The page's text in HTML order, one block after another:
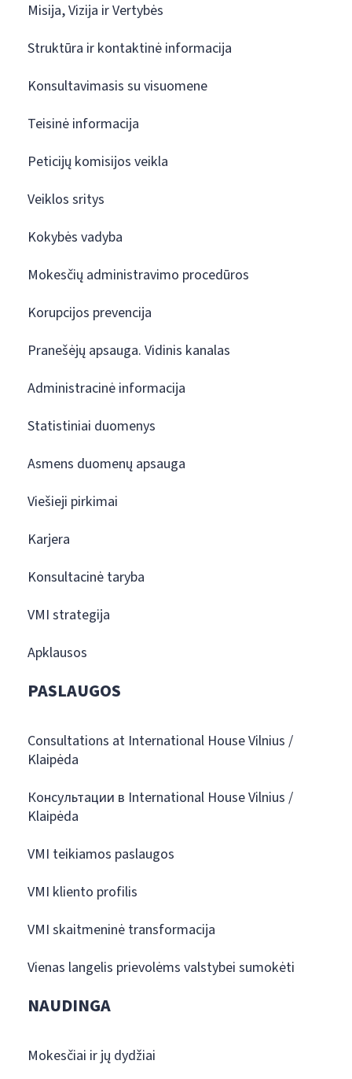
Misija, Vizija ir Vertybės
Struktūra ir kontaktinė informacija
Konsultavimasis su visuomene
Teisinė informacija
Peticijų komisijos veikla
Veiklos sritys
Kokybės vadyba
Mokesčių administravimo procedūros
Korupcijos prevencija
Pranešėjų apsauga. Vidinis kanalas
Administracinė informacija
Statistiniai duomenys
Asmens duomenų apsauga
Viešieji pirkimai
Karjera
Konsultacinė taryba
VMI strategija
Apklausos
PASLAUGOS
Consultations at International House Vilnius /
Klaipėda
Консультации в International House Vilnius /
Klaipėda
VMI teikiamos paslaugos
VMI kliento profilis
VMI skaitmeninė transformacija
Vienas langelis prievolėms valstybei sumokėti
NAUDINGA
Mokesčiai ir jų dydžiai